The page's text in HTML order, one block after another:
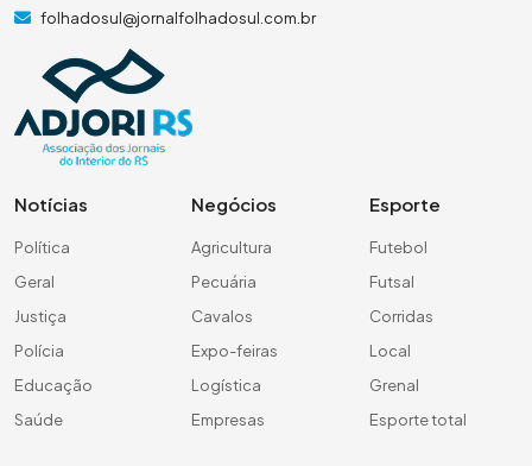
folhadosul@jornalfolhadosul.com.br
Notícias
Política
Geral
Justiça
Polícia
Educação
Saúde
Negócios
Agricultura
Pecuária
Cavalos
Expo-feiras
Logística
Empresas
Esporte
Futebol
Futsal
Corridas
Local
Grenal
Esporte total